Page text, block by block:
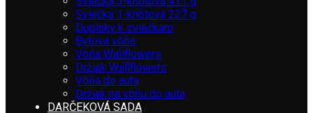
Sviečka 1-knôtová 227 g
Doplnky k sviečkam
Bytová vôňa
Vôňa Wallflowers
Držiak Wallflowers
Vôňa do auta
Držiak na vôňu do auta
DARČEKOVÁ SADA